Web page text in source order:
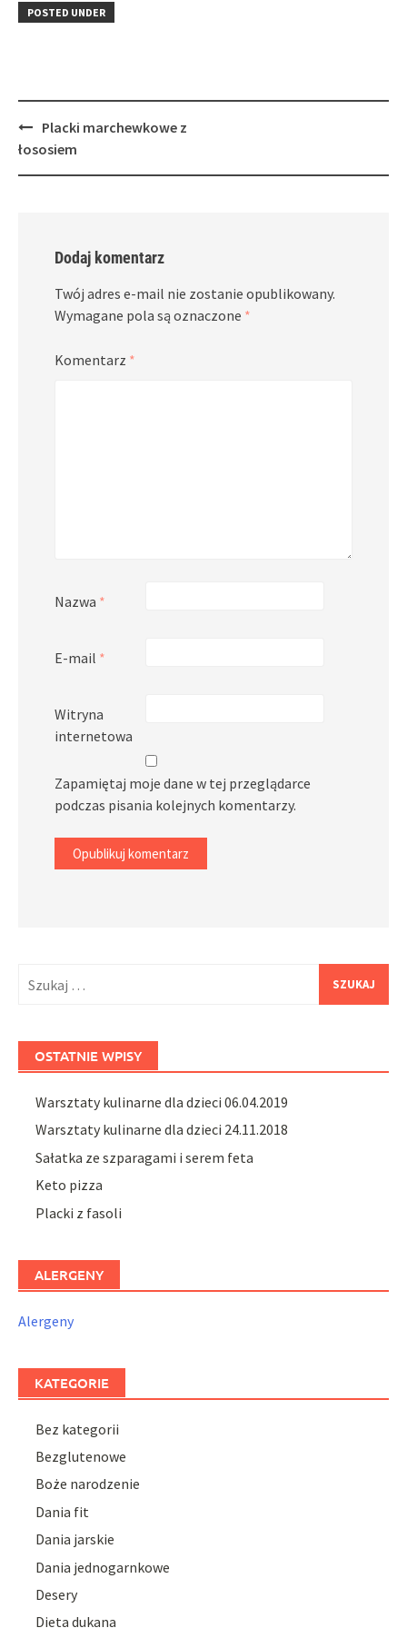
in
new
window)
POSTED UNDER
Post
navigation
Placki marchewkowe z
łososiem
Dodaj komentarz
Twój adres e-mail nie zostanie opublikowany.
Wymagane pola są oznaczone *
Komentarz *
Nazwa *
E-mail *
Witryna
internetowa
Zapamiętaj moje dane w tej przeglądarce
podczas pisania kolejnych komentarzy.
OSTATNIE WPISY
Warsztaty kulinarne dla dzieci 06.04.2019
Warsztaty kulinarne dla dzieci 24.11.2018
Sałatka ze szparagami i serem feta
Keto pizza
Placki z fasoli
ALERGENY
Alergeny
KATEGORIE
Bez kategorii
Bezglutenowe
Boże narodzenie
Dania fit
Dania jarskie
Dania jednogarnkowe
Desery
Dieta dukana